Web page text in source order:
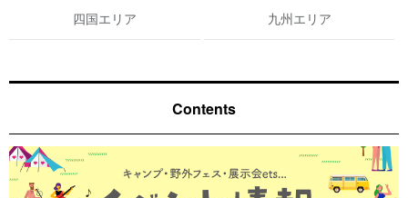
四国エリア 九州エリア
Contents